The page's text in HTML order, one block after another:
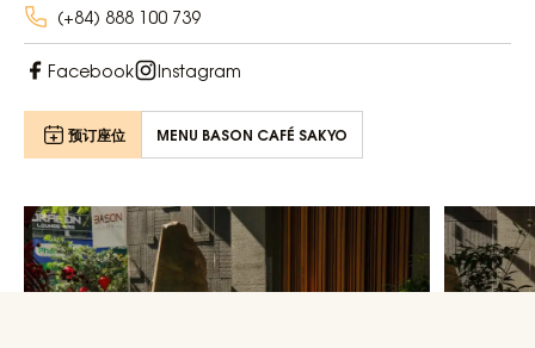
(+84) 888 100 739
Facebook Instagram
预订座位 MENU BASON CAFÉ SAKYO